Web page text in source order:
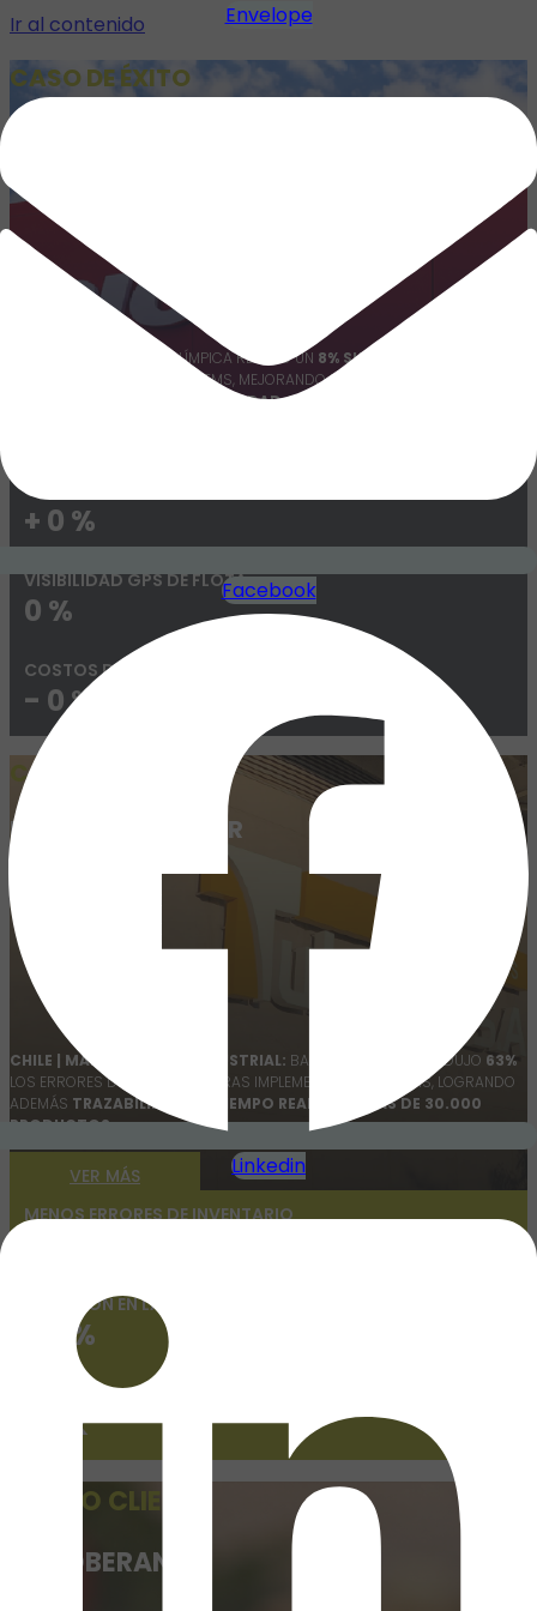
Ir al contenido Envelope
Facebook
Linkedin
CASO DE ÉXITO
OLÍMPICA REDUJO UN 8% SUS COSTOS DE
CON UNIGIS TMS, MEJORANDO LA OCUPACIÓN VEHICULAR Y
99% DE VISIBILIDAD GPS DE SU FLOTA
OCUPACIÓN VEHICULAR
+ 0 %
VISIBILIDAD GPS DE FLOTA
0 %
COSTOS DE TRANSPORTE
- 0%
CASO DE ÉXITO
BATERÍAS TUBULAR
CHILE | MANUFACTURA INDUSTRIAL: BATERÍAS TUBULAR REDUJO 63%
LOS ERRORES DE INVENTARIO TRAS IMPLEMENTAR INVAS WMS, LOGRANDO
ADEMÁS TRAZABILIDAD EN TIEMPO REAL PARA MÁS DE 30.000
PRODUCTOS.
VER MÁS
MENOS ERRORES DE INVENTARIO
PRECISIÓN EN LAS ASIGNACIONES
%
PRODUCTOS CON TRAZABILIDAD EN TIEMPO REAL
k
NUEVO CLIENTE
LA SOBERANA